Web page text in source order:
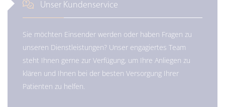
Unser Kundenservice
Sie möchten Einsender werden oder haben Fragen zu
unseren Dienstleistungen? Unser engagiertes Team
steht Ihnen gerne zur Verfügung, um Ihre Anliegen zu
klären und Ihnen bei der besten Versorgung Ihrer
Patienten zu helfen.